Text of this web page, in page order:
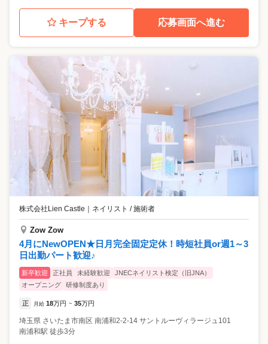
キープする 応募画面へ進む
株式会社Lien Castle ネイリスト / 施術者
Zow Zow
4月にNewOPEN★日月完全固定定休！時短社員or週1～3
日出勤パート歓迎♪
新卒歓迎 正社員 未経験歓迎
JNECネイリスト検定（旧JNA）
オープニング
研修制度あり
正 月給 18万円 ~ 35万円
埼玉県 さいたま市南区 南浦和2-2-14 サントルーヴィラージュ101
南浦和駅 徒歩3分